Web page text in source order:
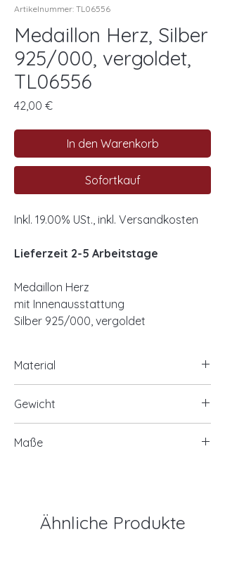
Artikelnummer: TL06556
Medaillon Herz, Silber
925/000, vergoldet,
TL06556
42,00 €Preis
In den Warenkorb
Sofortkauf
Inkl. 19.00% USt., inkl. Versandkosten
Lieferzeit 2-5 Arbeitstage
Medaillon Herz
mit Innenausstattung
Silber 925/000, vergoldet
Material
Gewicht
Maße
Ähnliche Produkte